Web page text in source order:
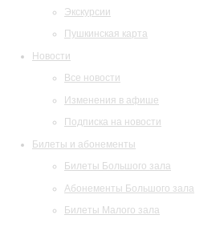
Экскурсии
Пушкинская карта
Новости
Все новости
Изменения в афише
Подписка на новости
Билеты и абонементы
Билеты Большого зала
Абонементы Большого зала
Билеты Малого зала